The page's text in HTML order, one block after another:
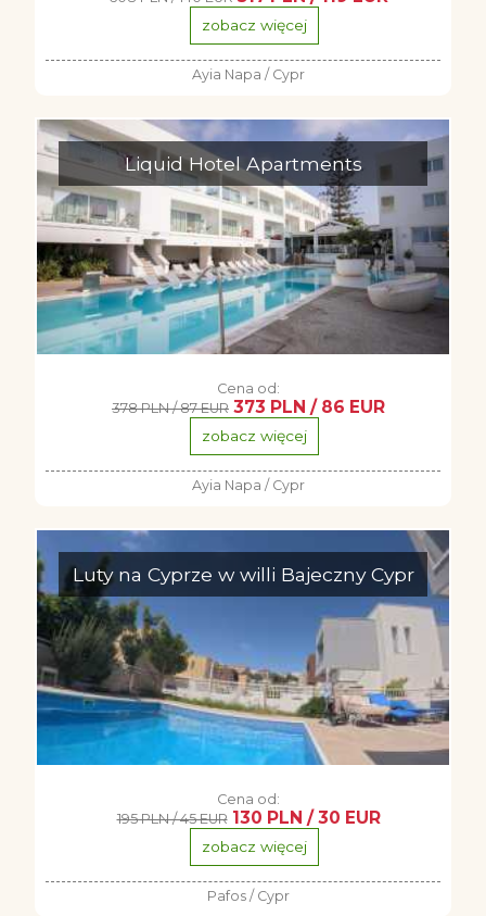
zobacz więcej
Ayia Napa / Cypr
Liquid Hotel Apartments
Cena od:
378 PLN / 87 EUR 373 PLN / 86 EUR
zobacz więcej
Ayia Napa / Cypr
Luty na Cyprze w willi Bajeczny Cypr
Cena od:
195 PLN / 45 EUR 130 PLN / 30 EUR
zobacz więcej
Pafos / Cypr